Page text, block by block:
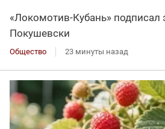
«Локомотив-Кубань» подписал
Покушевски
Общество 23 минуты назад